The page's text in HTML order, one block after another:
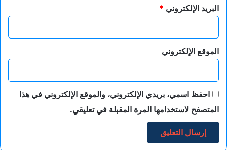
البريد الإلكتروني *
الموقع الإلكتروني
احفظ اسمي، بريدي الإلكتروني، والموقع الإلكتروني في هذا
المتصفح لاستخدامها المرة المقبلة في تعليقي.